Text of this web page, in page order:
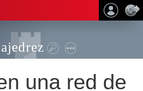
una red de